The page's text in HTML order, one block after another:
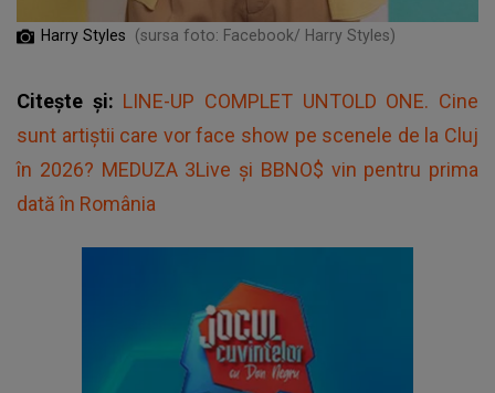
Harry Styles (sursa foto: Facebook/ Harry Styles)
Citește și: LINE-UP COMPLET UNTOLD ONE. Cine
sunt artiștii care vor face show pe scenele de la Cluj
în 2026? MEDUZA 3Live şi BBNO$ vin pentru prima
dată în România